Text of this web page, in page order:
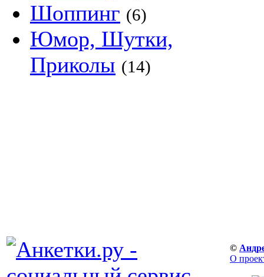
Шоппинг (6)
Юмор, Шутки,
Приколы (14)
©
О